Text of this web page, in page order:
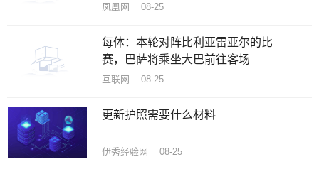
凤凰网 08-25
每体：本轮对阵比利亚雷亚尔的比
赛，巴萨将乘坐大巴前往客场
互联网 08-25
更新护照需要什么材料
伊秀经验网 08-25